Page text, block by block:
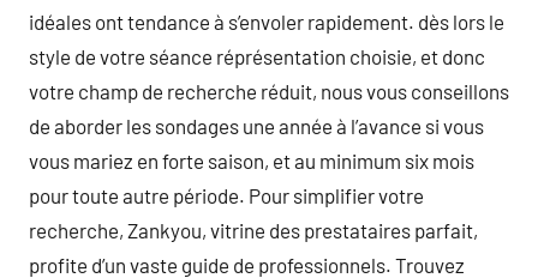
idéales ont tendance à s’envoler rapidement. dès lors le
style de votre séance réprésentation choisie, et donc
votre champ de recherche réduit, nous vous conseillons
de aborder les sondages une année à l’avance si vous
vous mariez en forte saison, et au minimum six mois
pour toute autre période. Pour simplifier votre
recherche, Zankyou, vitrine des prestataires parfait,
profite d’un vaste guide de professionnels. Trouvez